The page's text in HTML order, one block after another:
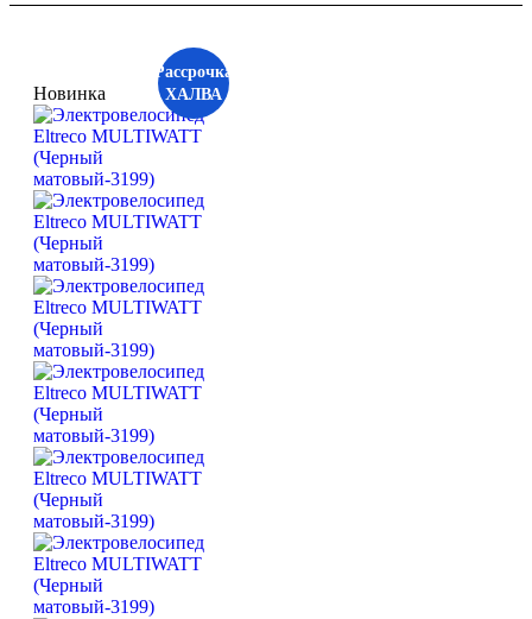
Рассрочка
ХАЛВА
Новинка